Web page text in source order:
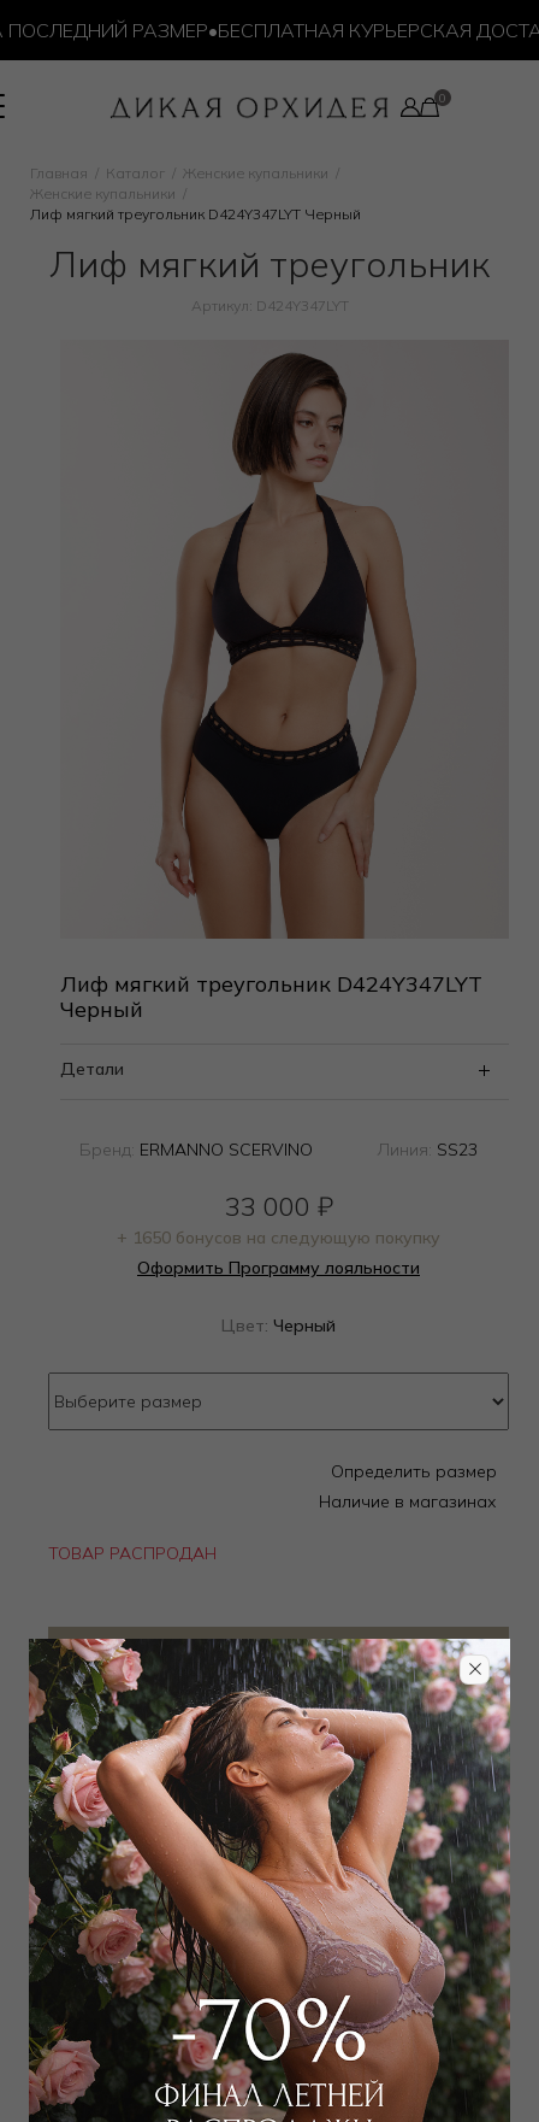
РАЗМЕР•БЕСПЛАТНАЯ КУРЬЕРСКАЯ
Главная Каталог
Женские купальники
Женские купальники
Лиф мягкий треугольник D424Y347LYT Черный
Дополнить образ
Лиф мягкий треугольник
Артикул: D424Y347LYT
Лиф мягкий треугольник D424Y347LYT
Черный
Детали
Бренд: ERMANNO SCERVINO Линия: SS23
33 000 ₽
+ 1650 бонусов на следующую покупку
Оформить Программу лояльности
Цвет: Черный
Определить размер
Наличие в магазинах
ТОВАР РАСПРОДАН
Добавить в избранное
Забронировать в магазине